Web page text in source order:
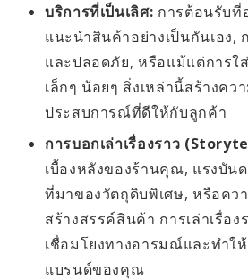
บริการที่เป็นเลิศ: การต้อนรับที่
แนะนำสินค้าอย่างเป็นกันเอง,
และปลอดภัย, หรือแม้แต่การใ
เล็กๆ น้อยๆ สิ่งเหล่านี้สร้างคว
ประสบการณ์ที่ดีให้กับลูกค้า
การบอกเล่าเรื่องราว
เบื้องหลังของร้านคุณ, แรงบัน
ที่มาของวัตถุดิบพิเศษ, หรือคว
สร้างสรรค์สินค้า การเล่าเรื่อ
เชื่อมโยงทางอารมณ์และทำใ
แบรนด์ของคุณ